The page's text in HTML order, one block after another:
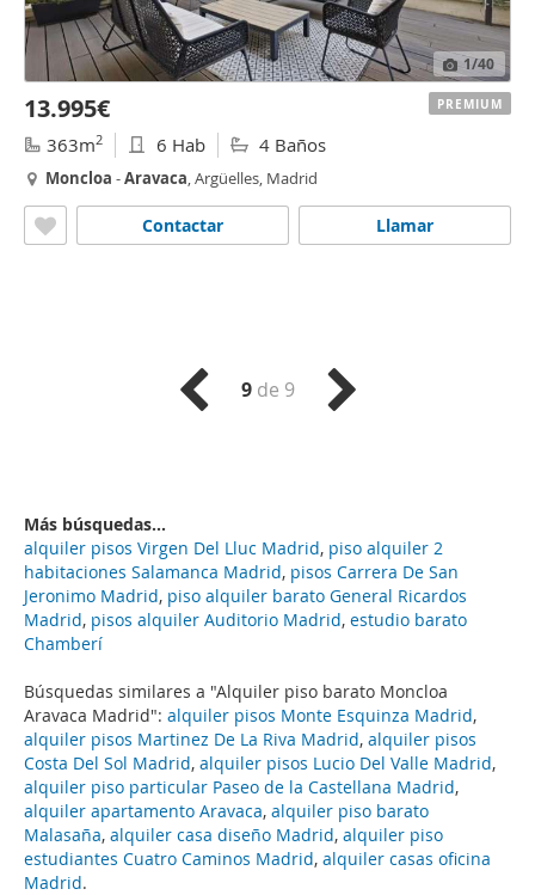
Búsquedas similares a "Alquiler piso barato Moncloa
Aravaca Madrid": alquiler pisos Monte Esquinza Madrid,
alquiler pisos Martinez De La Riva Madrid, alquiler pisos
Costa Del Sol Madrid, alquiler pisos Lucio Del Valle Madrid,
alquiler piso particular Paseo de la Castellana Madrid,
alquiler apartamento Aravaca, alquiler piso barato
Malasaña, alquiler casa diseño Madrid, alquiler piso
estudiantes Cuatro Caminos Madrid, alquiler casas oficina
Madrid.
1/40
13.995€
363m2 6 Hab 4 Baños
Moncloa -Aravaca, Argüelles, Madrid
Llamar
Contactar
PREMIUM
9de 9
Más búsquedas...
alquiler pisos Virgen Del Lluc Madrid, piso alquiler 2
habitaciones Salamanca Madrid, pisos Carrera De San
Jeronimo Madrid, piso alquiler barato General Ricardos
Madrid, pisos alquiler Auditorio Madrid, estudio barato
Chamberí